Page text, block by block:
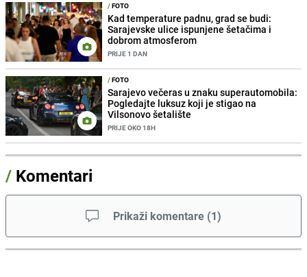
/FOTO
Kad temperature padnu, grad se budi:
Sarajevske ulice ispunjene šetačima i
dobrom atmosferom
PRIJE 1 DAN
/FOTO
Sarajevo večeras u znaku superautomobila:
Pogledajte luksuz koji je stigao na
Vilsonovo šetalište
PRIJE OKO 18H
/ Komentari
Prikaži komentare (1)